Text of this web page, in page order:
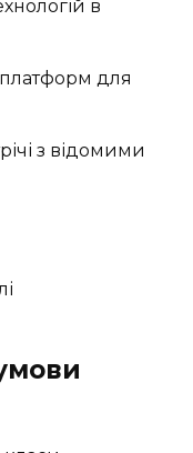
в
для
з відомими